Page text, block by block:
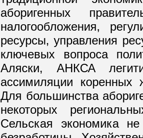
аборигенных
налогообложения,
ресурсы, управления
ключевых вопроса
Аляски, АНКСА
ассимиляции
Для большинства
некоторых
Сельская экономика